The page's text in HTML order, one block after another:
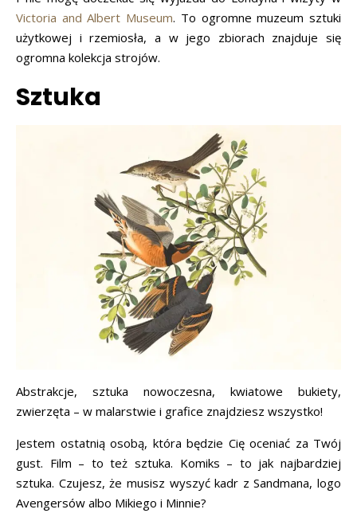
Victoria and Albert Museum. To ogromne muzeum sztuki
użytkowej i rzemiosła, a w jego zbiorach znajduje się
ogromna kolekcja strojów.
Sztuka
Abstrakcje, sztuka nowoczesna, kwiatowe bukiety,
zwierzęta – w malarstwie i grafice znajdziesz wszystko!
Jestem ostatnią osobą, która będzie Cię oceniać za Twój
gust. Film – to też sztuka. Komiks – to jak najbardziej
sztuka. Czujesz, że musisz wyszyć kadr z Sandmana, logo
Avengersów albo Mikiego i Minnie?